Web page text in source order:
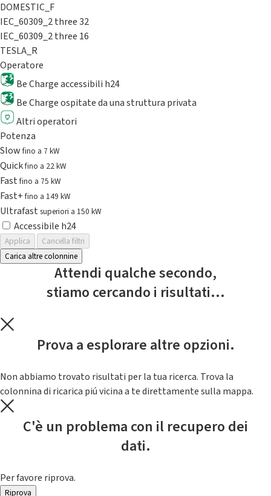
DOMESTIC_F
IEC_60309_2 three 32
IEC_60309_2 three 16
TESLA_R
Operatore
Be Charge accessibili h24
Be Charge ospitate da una struttura privata
Altri operatori
Potenza
Slowfino a 7 kW
Quickfino a 22 kW
Fastfino a 75 kW
Fast+fino a 149 kW
Ultrafast superiori a 150 kW
Accessibile h24
Applica
Cancella filtri
Carica altre colonnine
Attendi qualche secondo,
stiamo cercando i risultati...
Prova a esplorare altre opzioni.
Non abbiamo trovato risultati per la tua ricerca. Trova la
colonnina di ricarica piú vicina a te direttamente sulla mappa.
C'è un problema con il recupero dei
dati.
Per favore riprova.
Riprova